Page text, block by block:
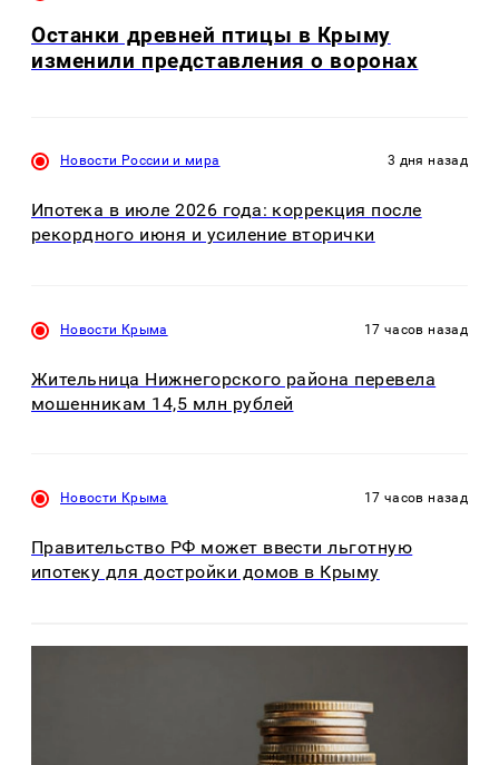
Останки древней птицы в Крыму
изменили представления о воронах
Новости России и мира 3 дня назад
Ипотека в июле 2026 года: коррекция после
рекордного июня и усиление вторички
Новости Крыма 17 часов назад
Жительница Нижнегорского района перевела
мошенникам 14,5 млн рублей
Новости Крыма 17 часов назад
Правительство РФ может ввести льготную
ипотеку для достройки домов в Крыму